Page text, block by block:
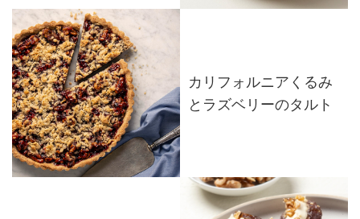
カリフォルニアくるみ
とラズベリーのタルト